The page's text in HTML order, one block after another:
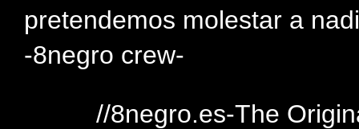
pretendemos molestar a
-8negro crew-
//8negro.es-The